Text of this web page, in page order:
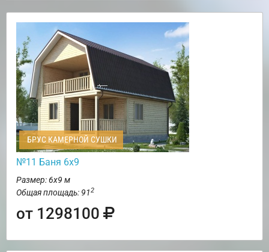
БРУС КАМЕРНОЙ СУШКИ
№11 Баня 6х9
Размер: 6х9 м
Общая площадь: 912
от 1298100